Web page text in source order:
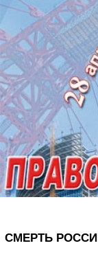
СМЕРТЬ